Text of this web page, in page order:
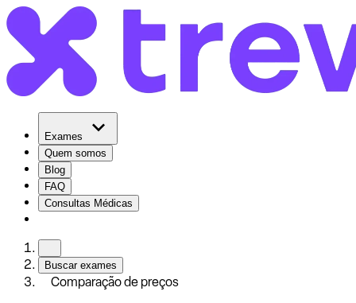
Exames
Quem somos
Blog
FAQ
Consultas Médicas
Buscar exames
Comparação de preços